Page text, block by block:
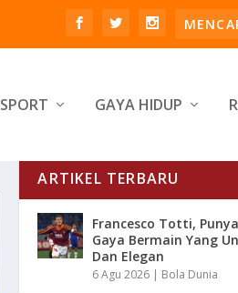
SPORT GAYA HIDUP
ARTIKEL TERBARU
Francesco Totti, Punya
Gaya Bermain Yang
Dan Elegan
6 Agu 2026 | Bola Dunia